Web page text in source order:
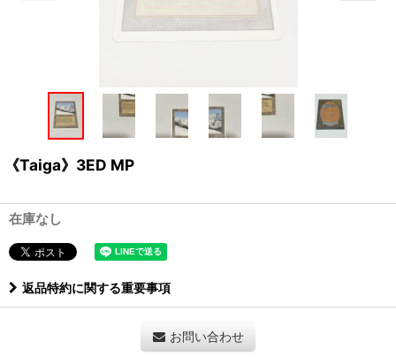
《Taiga》3ED MP
在庫なし
返品特約に関する重要事項
お問い合わせ